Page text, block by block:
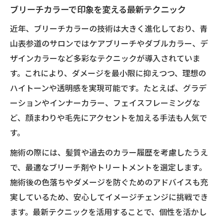
ブリーチカラーで印象を変える最新テクニック
近年、ブリーチカラーの技術は大きく進化しており、青
山表参道のサロンではケアブリーチやダブルカラー、デ
ザインカラーなど多彩なテクニックが導入されていま
す。これにより、ダメージを最小限に抑えつつ、理想の
ハイトーンや透明感を実現可能です。たとえば、グラデ
ーションやインナーカラー、フェイスフレーミングな
ど、顔まわりや毛先にアクセントを加える手法も人気で
す。
施術の際には、髪質や過去のカラー履歴を考慮したうえ
で、最適なブリーチ剤やトリートメントを選定します。
施術後の色落ちやダメージを防ぐためのアドバイスも充
実しているため、安心してイメージチェンジに挑戦でき
ます。最新テクニックを活用することで、個性を活かし